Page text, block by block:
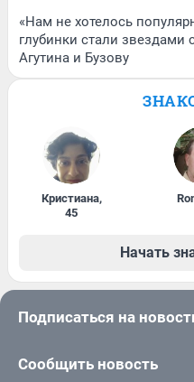
«Нам не хотелось
глубинки стали
Агутина и Бузову
Кристиана,
45
Начать
Подписаться на
Сообщить новость